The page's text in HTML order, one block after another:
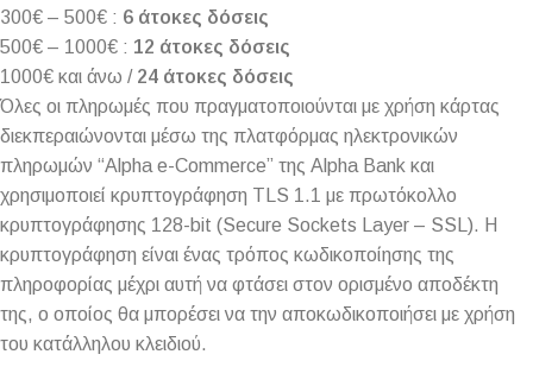
300€ – 500€ : 6 άτοκες δόσεις
500€ – 1000€ : 12 άτοκες δόσεις
1000€ και άνω / 24 άτοκες δόσεις
Όλες οι πληρωμές που πραγματοποιούνται με χρήση κάρτας
διεκπεραιώνονται μέσω της πλατφόρμας ηλεκτρονικών
πληρωμών “Alpha e-Commerce” της Alpha Bank και
χρησιμοποιεί κρυπτογράφηση TLS 1.1 με πρωτόκολλο
κρυπτογράφησης 128-bit (Secure Sockets Layer – SSL). Η
κρυπτογράφηση είναι ένας τρόπος κωδικοποίησης της
πληροφορίας μέχρι αυτή να φτάσει στον ορισμένο αποδέκτη
της, ο οποίος θα μπορέσει να την αποκωδικοποιήσει με χρήση
του κατάλληλου κλειδιού.